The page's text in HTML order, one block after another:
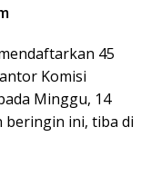
45
Komisi
Minggu, 14
beringin ini, tiba di